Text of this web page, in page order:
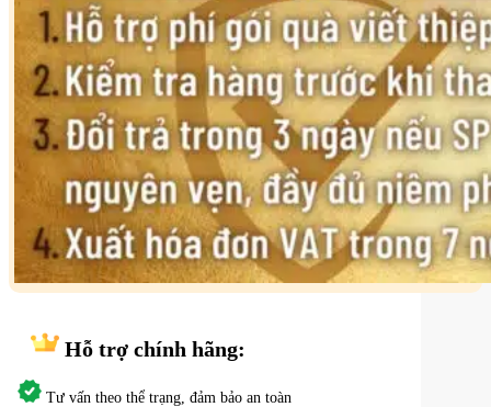
Hỗ trợ chính hãng:
Tư vấn theo thể trạng, đảm bảo an toàn